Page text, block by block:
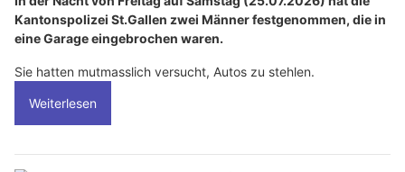
Kantonspolizei St.Gallen zwei Männer festgenommen, die in
eine Garage eingebrochen waren.
Sie hatten mutmasslich versucht, Autos zu stehlen.
Weiterlesen